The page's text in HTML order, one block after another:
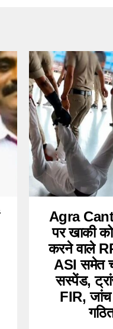
Agra
पर खाकी
करने वाले
ASI समेत
सस्पेंड,
FIR,